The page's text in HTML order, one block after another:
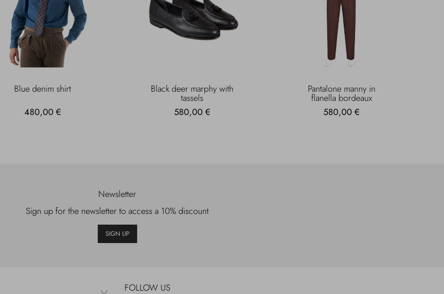
Blue denim shirt
480,00 €
Black deer marphy with
tassels
580,00 €
Pantalone manny in
flanella bordeaux
580,00 €
Newsletter
Sign up for the newsletter to access a 10% discount
SIGN UP
FOLLOW US